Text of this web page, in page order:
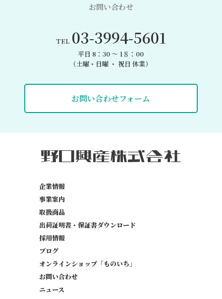
お問い合わせ
TEL 03-3994-5601
平日 8：30 〜 1８：00
（土曜・日曜 ・ 祝日 休業）
お問い合わせフォーム
企業情報
事業案内
取扱商品
出荷証明書・保証書ダウンロード
採用情報
ブログ
オンラインショップ「ものいち」
お問い合わせ
ニュース